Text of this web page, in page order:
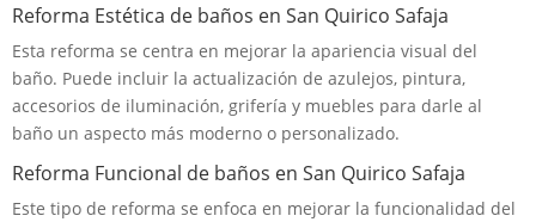
Reforma Estética de baños en San Quirico Safaja
Esta reforma se centra en mejorar la apariencia visual del
baño. Puede incluir la actualización de azulejos, pintura,
accesorios de iluminación, grifería y muebles para darle al
baño un aspecto más moderno o personalizado.
Reforma Funcional de baños en San Quirico Safaja
Este tipo de reforma se enfoca en mejorar la funcionalidad del